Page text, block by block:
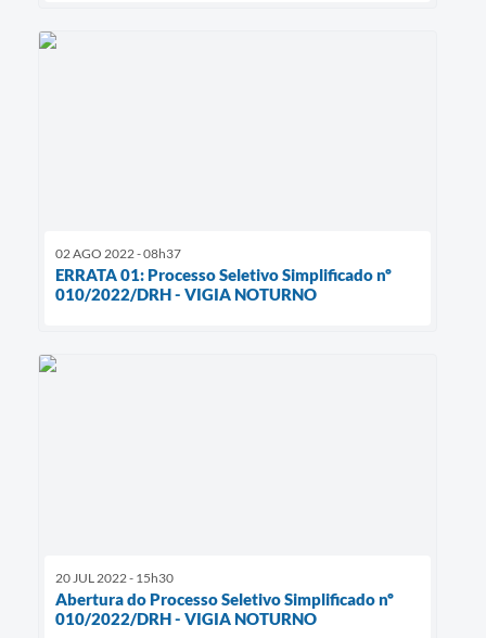
02 AGO 2022 - 08h37
ERRATA 01: Processo Seletivo Simplificado nº
010/2022/DRH - VIGIA NOTURNO
20 JUL 2022 - 15h30
Abertura do Processo Seletivo Simplificado nº
010/2022/DRH - VIGIA NOTURNO